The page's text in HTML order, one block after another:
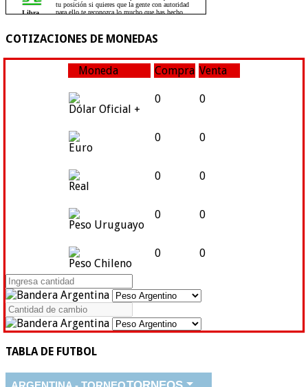
COTIZACIONES DE MONEDAS
Moneda Compra Venta
Dólar Oficial +
0 0
Euro
0 0
Real
0 0
Peso Uruguayo
0 0
Peso Chileno
0 0
TABLA DE FUTBOL